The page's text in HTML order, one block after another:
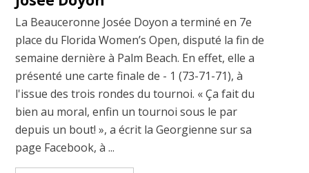
La Beauceronne Josée Doyon a terminé en 7e
place du Florida Women’s Open, disputé la fin de
semaine dernière à Palm Beach. En effet, elle a
présenté une carte finale de - 1 (73-71-71), à
l'issue des trois rondes du tournoi. « Ça fait du
bien au moral, enfin un tournoi sous le par
depuis un bout! », a écrit la Georgienne sur sa
page Facebook, à ...